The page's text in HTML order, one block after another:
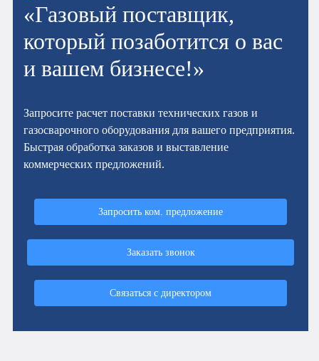
«Газовый поставщик,
который позаботится о вас
и вашем бизнесе!»
Запросите расчет поставки технических газов и
газосварочного оборудования для вашего предприятия.
Быстрая обработка заказов и выставление
коммерческих предложений.
Запросить ком. предложение
Заказать звонок
Связаться с директором